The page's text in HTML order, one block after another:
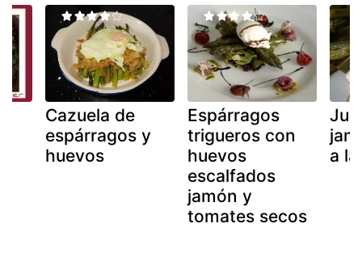
Cazuela de
espárragos y
huevos
Espárragos
trigueros con
huevos
escalfados
jamón y
tomates secos
a